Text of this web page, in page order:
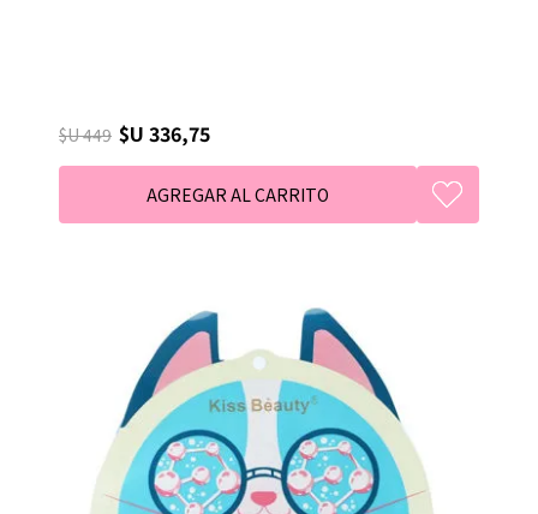
$U 449 $U 336,75